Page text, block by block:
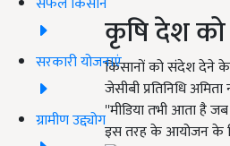
सरकारी योजनाएं
ग्रामीण उद्द्योग
कृषि देश
किसानों को संदेश देने के
जेसीबी प्रतिनिधि
''मीडिया तभी आता है
इस तरह के आयोजन के